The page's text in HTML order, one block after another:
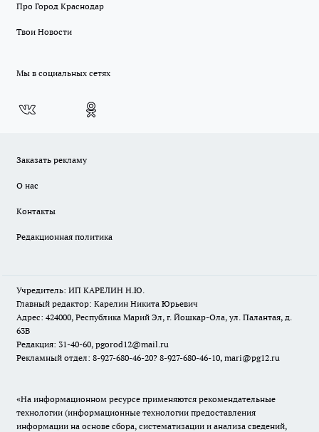
Про Город Краснодар
Твои Новости
Мы в социальных сетях
Заказать рекламу
О нас
Контакты
Редакционная политика
Учредитель: ИП КАРЕЛИН Н.Ю.
Главный редактор: Карелин Никита Юрьевич
Адрес: 424000, Республика Марий Эл, г. Йошкар-Ола, ул. Палантая, д.
63В
Редакция: 31-40-60, pgorod12@mail.ru
Рекламный отдел: 8-927-680-46-20? 8-927-680-46-10, mari@pg12.ru
«На информационном ресурсе применяются рекомендательные
технологии (информационные технологии предоставления
информации на основе сбора, систематизации и анализа сведений,